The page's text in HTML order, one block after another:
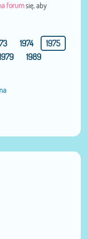
forumsię, aby
1974
1975
1989